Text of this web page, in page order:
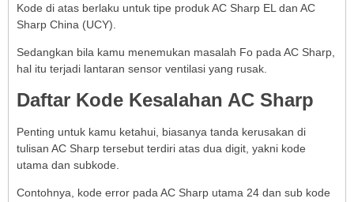
Kode di atas berlaku untuk tipe produk AC Sharp EL dan AC
Sharp China (UCY).
Sedangkan bila kamu menemukan masalah Fo pada AC Sharp,
hal itu terjadi lantaran sensor ventilasi yang rusak.
Daftar Kode Kesalahan AC Sharp
Penting untuk kamu ketahui, biasanya tanda kerusakan di
tulisan AC Sharp tersebut terdiri atas dua digit, yakni kode
utama dan subkode.
Contohnya, kode error pada AC Sharp utama 24 dan sub kode